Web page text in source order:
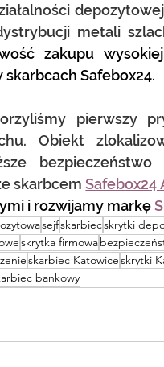
metali
zakupu
Safebox24.
pierwszy
Obiekt
skarbcem Safebox24
i rozwijamy markę
sejfskarbiecskrytki
skrytka firmowa
skarbiec Katowiceskrytki
bankowy